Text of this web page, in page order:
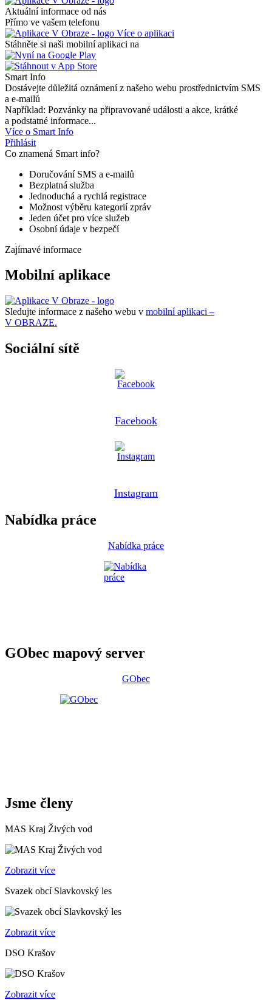
Aktuální informace od nás
Přímo ve vašem telefonu
Více o aplikaci
Stáhněte si naši mobilní aplikaci na
Smart Info
Dostávejte důležitá oznámení z našeho webu prostřednictvím SMS
a e-mailů
Například: Pozvánky na připravované události a akce, krátké
a podstatné informace...
Více o Smart Info
Přihlásit
Co znamená Smart info?
Doručování SMS a e-mailů
Bezplatná služba
Jednoduchá a rychlá registrace
Možnost výběru kategorií zpráv
Jeden účet pro více služeb
Osobní údaje v bezpečí
Zajímavé informace
Mobilní aplikace
Sledujte informace z našeho webu v mobilní aplikaci –
V OBRAZE.
Sociální sítě
Facebook
Instagram
Nabídka práce
Nabídka práce
GObec mapový server
GObec
Jsme členy
MAS Kraj Živých vod
Zobrazit více
Svazek obcí Slavkovský les
Zobrazit více
DSO Krašov
Zobrazit více